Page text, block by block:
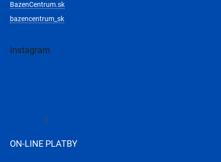
BazenCentrum.sk
bazencentrum_sk
Instagram
ON-LINE PLATBY